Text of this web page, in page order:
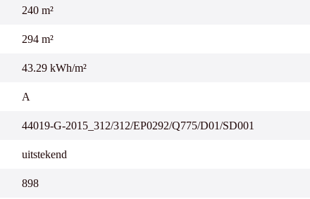
240 m²
294 m²
43.29 kWh/m²
A
44019-G-2015_312/312/EP0292/Q775/D01/SD001
uitstekend
898